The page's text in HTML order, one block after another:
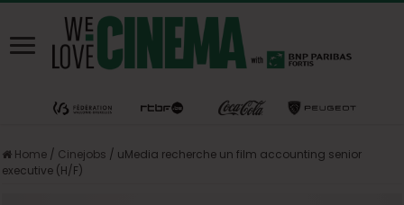
Home / Cinejobs / uMedia recherche un film accounting senior
executive (H/F)